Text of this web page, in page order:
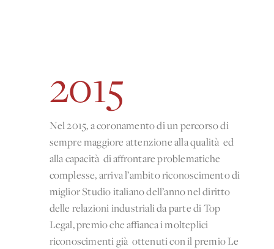
2015
Nel 2015, a coronamento di un percorso di
sempre maggiore attenzione alla qualità ed
alla capacità di affrontare problematiche
complesse, arriva l’ambito riconoscimento di
miglior Studio italiano dell’anno nel diritto
delle relazioni industriali da parte di Top
Legal, premio che affianca i molteplici
riconoscimenti già ottenuti con il premio Le